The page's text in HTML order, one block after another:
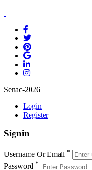
Senac-2026
Login
Register
Signin
Username Or Email *
Password *